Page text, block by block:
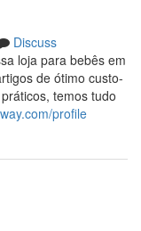
Discuss
loja para bebês em
de ótimo custo-
temos tudo
profile